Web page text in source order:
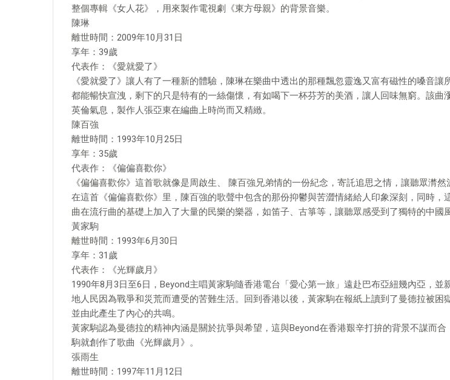
整個專輯《女人花》，用來製作電視劇《東方母親》的背景音樂。
陳琳
離世時間：2009年10月31日
享年：39歲
代表作：《愛就愛了》
《愛就愛了》讓人有了一種新的體驗，陳琳在樂曲中透出的那種飄忽靈逸又富有磁性的嗓音讓
都能暢快宣洩，剩下的只是特有的一絲傷懷，有如喝下一杯芬芳的美酒，讓人回味無窮。該曲
英倫氣息，製作人張亞東在編曲上時尚而又精緻。
陳百強
離世時間：1993年10月25日
享年：35歲
代表作：《偏偏喜歡你》
《偏偏喜歡你》這首歌就像是周啟生、 陳百強兄弟情的一份紀念，寄託追思之情，讓聽眾潸然
在這首《偏偏喜歡你》里，陳百強的歌聲中包含的那份抑鬱與苦澀情緒給人印象深刻，同時，
曲在流行曲的基礎上加入了大量的民樂的樂器，如笛子、古箏等，讓聽眾感受到了獨特的中國風
黃家駒
離世時間：1993年6月30日
享年：31歲
代表作：《光輝歲月》
1990年8月3日至6日，Beyond主唱黃家駒隨香港電台「愛心第一旅」遠赴巴布亞紐幾內亞，並
地人民因為戰爭和災荒而遭受的苦難生活。回到香港以後，黃家駒在報紙上讀到了曼德拉被困
並由此產生了內心的共鳴。
黃家駒認為曼德拉的精神內涵是關於抗爭與希望，這與Beyond在香港艱辛打拚的背景不謀而合
駒就創作了歌曲《光輝歲月》。
張雨生
離世時間：1997年11月12日